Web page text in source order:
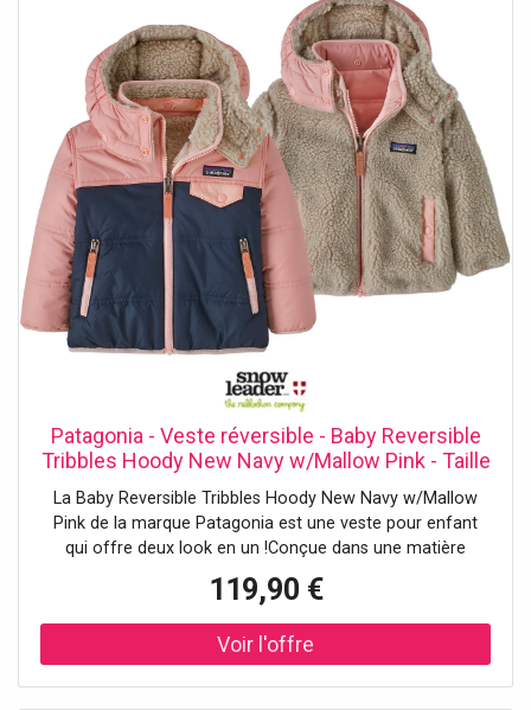
Convient aux enfants de 2 à 5 ans. * Selle réglable avec
une couche souple de cuir PU. * Montage rapide en 15
minutes. * Garantie de 2 ans incluse. Dimensions
Dimensions (LxLxH) : 75,8 x 37,7 x 51,3 cm Selle réglable
en hauteur : 32 - 37 cm du sol. Roues : 10 pouces.
Patagonia - Veste réversible - Baby Reversible
Tribbles Hoody New Navy w/Mallow Pink - Taille
Enfant 4 ans - Rose
La Baby Reversible Tribbles Hoody New Navy w/Mallow
Pink de la marque Patagonia est une veste pour enfant
qui offre deux look en un !Conçue dans une matière
extérieure coupe-vent et avec l'isolation Thermogreen®,
cette veste est chaude et confortable pour protéger votre
petit bout des intempéries. Elle dispose d'une capuche
amovible avec boutons-pression que vous pouvez
119,90 €